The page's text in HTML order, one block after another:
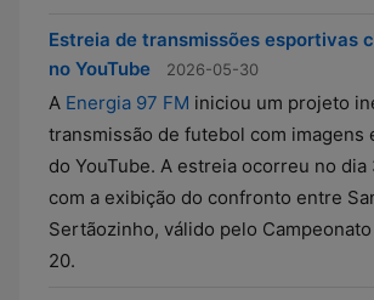
Estreia de transmissões esportivas
no YouTube
2026-05-30
A Energia 97 FM iniciou um projeto
transmissão de futebol com imagens
do YouTube. A estreia ocorreu no dia
com a exibição do confronto entre
Sertãozinho, válido pelo
20.